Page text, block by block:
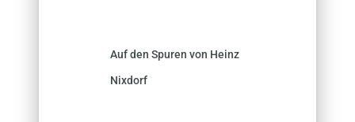
Auf den Spuren von Heinz
Nixdorf